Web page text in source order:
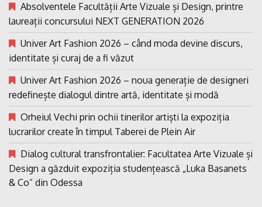
Absolventele Facultății Arte Vizuale și Design, printre
laureații concursului NEXT GENERATION 2026
Univer Art Fashion 2026 – când moda devine discurs,
identitate și curaj de a fi văzut
Univer Art Fashion 2026 – noua generație de designeri
redefinește dialogul dintre artă, identitate și modă
Orheiul Vechi prin ochii tinerilor artiști la expoziția
lucrarilor create în timpul Taberei de Plein Air
Dialog cultural transfrontalier: Facultatea Arte Vizuale și
Design a găzduit expoziția studențească „Luka Basanets
& Co” din Odessa